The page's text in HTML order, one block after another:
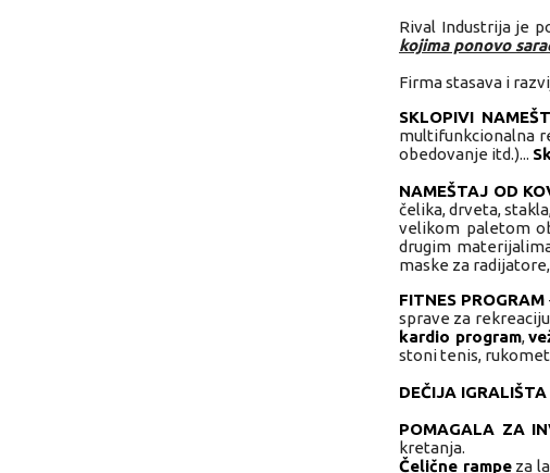
Rival Industrija je
kojima ponovo
Firma stasava i
SKLOPIVI
multifunkcionalna
obedovanje itd.)...
NAMEŠTAJ OD
čelika, drveta,
velikom paletom
drugim
maske za
FITNES PROGRAM
sprave za
kardio program,
stoni tenis,
DEČIJA IGRALIŠTA
POMAGALA ZA
kretanja.
Čelične rampeza